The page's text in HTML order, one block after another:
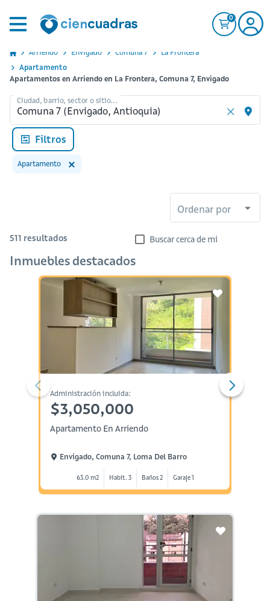
0
Arriendo Envigado Comuna 7
La Frontera
Apartamento
Apartamentos en Arriendo en La Frontera, Comuna 7, Envigado
Ciudad, barrio, sector o sitio...
Filtros
Apartamento
Ordenar por
511 resultados Buscar cerca de mi
Inmuebles destacados
Administración incluida:
$3,050,000
Apartamento En Arriendo
Envigado, Comuna 7, Loma Del Barro
63.0 m2 Habit. 3 Baños 2 Garaje 1